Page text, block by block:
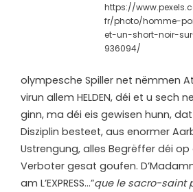
https://
fr/photo/homme-
et-un-short-noir-
936094/
olympesche Spiller net nëmmen
virun allem HELDEN, déi et u sech
ginn, ma déi eis gewisen hunn,
Disziplin besteet, aus enormer
Ustrengung, alles Begrëffer déi op
Verboter gesat goufen.
am L’EXPRESS…”que le sacro-saint